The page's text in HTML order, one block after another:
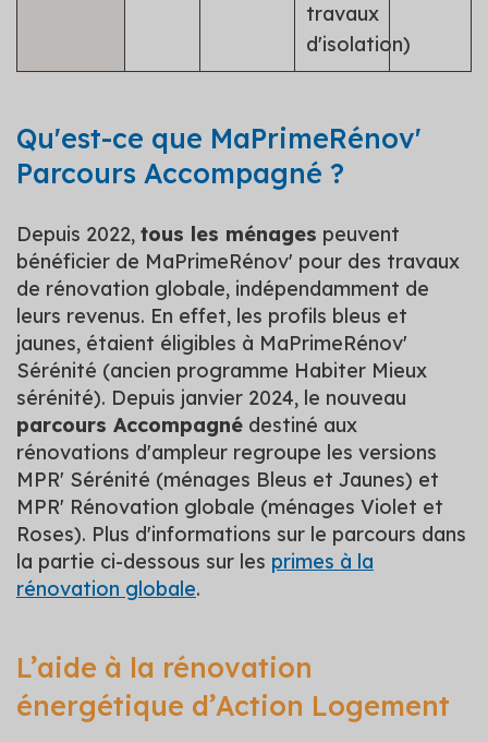
travaux
d'isolation)
Qu'est-ce que MaPrimeRénov'
Parcours Accompagné ?
Depuis 2022, tous les ménages peuvent
bénéficier de MaPrimeRénov' pour des travaux
de rénovation globale, indépendamment de
leurs revenus. En effet, les profils bleus et
jaunes, étaient éligibles à MaPrimeRénov'
Sérénité (ancien programme Habiter Mieux
sérénité). Depuis janvier 2024, le nouveau
parcours Accompagné destiné aux
rénovations d'ampleur regroupe les versions
MPR' Sérénité (ménages Bleus et Jaunes) et
MPR' Rénovation globale (ménages Violet et
Roses). Plus d'informations sur le parcours dans
la partie ci-dessous sur les primes à la
rénovation globale.
L’aide à la rénovation
énergétique d’Action Logement